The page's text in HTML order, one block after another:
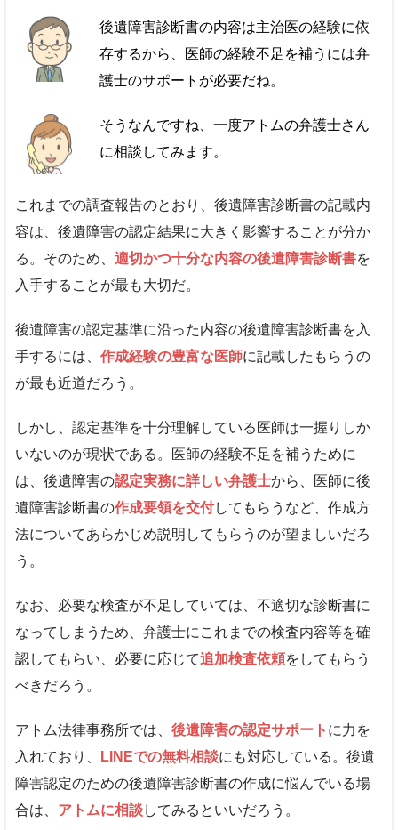
後遺障害診断書の内容は主治医の経験に依
存するから、医師の経験不足を補うには弁
護士のサポートが必要だね。
そうなんですね、一度アトムの弁護士さん
に相談してみます。
これまでの調査報告のとおり、後遺障害診断書の記載内
容は、後遺障害の認定結果に大きく影響することが分か
る。そのため、 適切かつ十分な内容の後遺障害診断書を
入手することが最も大切だ。
後遺障害の認定基準に沿った内容の後遺障害診断書を入
手するには、 作成経験の豊富な医師に記載したもらうの
が最も近道だろう。
しかし、認定基準を十分理解している医師は一握りしか
いないのが現状である。医師の経験不足を補うために
は、後遺障害の認定実務に詳しい弁護士から、医師に後
遺障害診断書の作成要領を交付してもらうなど、作成方
法についてあらかじめ説明してもらうのが望ましいだろ
う。
なお、必要な検査が不足していては、不適切な診断書に
なってしまうため、弁護士にこれまでの検査内容等を確
認してもらい、必要に応じて追加検査依頼をしてもらう
べきだろう。
アトム法律事務所では、 後遺障害の認定サポート に力を
入れており、
LINEでの無料相談にも対応している。後遺
障害認定のための後遺障害診断書の作成に悩んでいる場
合は、 アトムに相談してみるといいだろう。